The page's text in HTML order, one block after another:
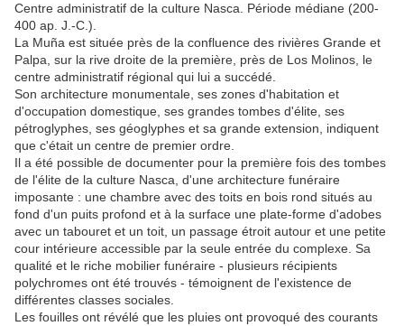
Centre administratif de la culture Nasca. Période médiane (200-
400 ap. J.-C.).
La Muña est située près de la confluence des rivières Grande et
Palpa, sur la rive droite de la première, près de Los Molinos, le
centre administratif régional qui lui a succédé.
Son architecture monumentale, ses zones d'habitation et
d'occupation domestique, ses grandes tombes d'élite, ses
pétroglyphes, ses géoglyphes et sa grande extension, indiquent
que c'était un centre de premier ordre.
Il a été possible de documenter pour la première fois des tombes
de l'élite de la culture Nasca, d'une architecture funéraire
imposante : une chambre avec des toits en bois rond situés au
fond d'un puits profond et à la surface une plate-forme d'adobes
avec un tabouret et un toit, un passage étroit autour et une petite
cour intérieure accessible par la seule entrée du complexe. Sa
qualité et le riche mobilier funéraire - plusieurs récipients
polychromes ont été trouvés - témoignent de l'existence de
différentes classes sociales.
Les fouilles ont révélé que les pluies ont provoqué des courants